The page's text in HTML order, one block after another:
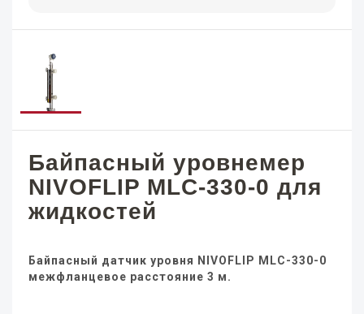
Байпасный уровнемер
NIVOFLIP MLC-330-0 для
жидкостей
Байпасный датчик уровня NIVOFLIP MLC-330-0
межфланцевое расстояние 3 м.